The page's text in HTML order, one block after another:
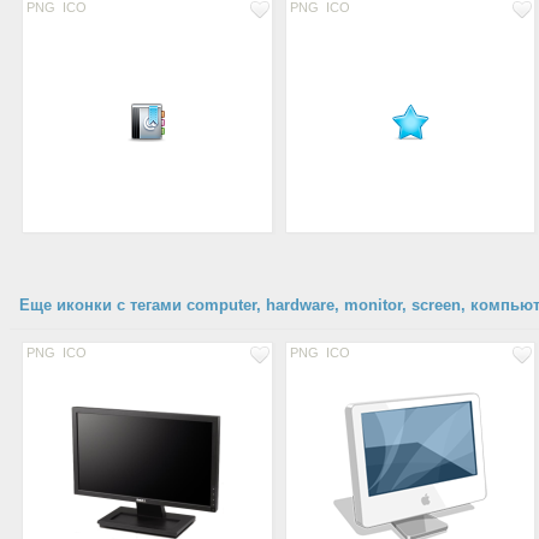
PNG ICO PNG ICO
Еще иконки с тегами computer, hardware, monitor, screen,
PNG ICO PNG ICO